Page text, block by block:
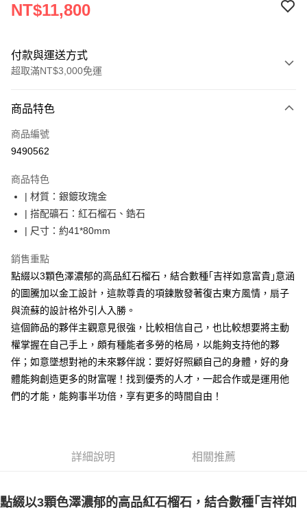
NT$11,800
付款與運送方式
超取滿NT$3,000免運
信用卡一次付款
超商取貨付款
Apple Pay
街口支付
ATM付款
全家取貨付款
每筆NT$80，滿NT$3,000(含以上)免運費
7-11取貨付款
郵局幫你送（離島）
付款後門市自取
商品特色
商品編號
9490562
商品特色
| 材質：銀鍍玫瑰金
| 搭配礦石：紅石榴石、鋯石
| 尺寸：約41*80mm
銷售重點
點綴以3顆色澤濃郁的高品紅石榴石，結合數種｢吉祥如意富貴｣意涵
的圖騰加以金工設計，這款尊貴的項鍊散發著復古東方風情，扇子
與流蘇的設計格外引人入勝。
這個飾品的夥伴主觀意見很強，比較相信自己，也比較想要將主動
權掌握在自己手上，頗有種能者多勞的格局，以能夠支持他的夥
伴；如意墜想對祂的未來夥伴說：要好好照顧自己的身體，好的身
體能夠創造更多的財富喔！找到優秀的人才，一起合作或是運用他
們的才能，能夠事半功倍，享有更多的時間自由！
詳細說明 相關推薦
點綴以3顆色澤濃郁的高品紅石榴石，結合數種｢吉祥如